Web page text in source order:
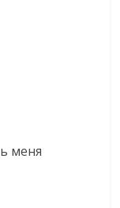
меня